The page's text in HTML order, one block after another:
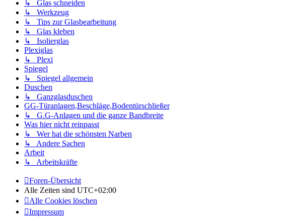
↳ Glas schneiden
↳ Werkzeug
↳ Tips zur Glasbearbeitung
↳ Glas kleben
↳ Isolierglas
Plexiglas
↳ Plexi
Spiegel
↳ Spiegel allgemein
Duschen
↳ Ganzglasduschen
GG-Türanlagen,Beschläge,Bodentürschließer
↳ G.G-Anlagen und die ganze Bandbreite
Was hier nicht reinpasst
↳ Wer hat die schönsten Narben
↳ Andere Sachen
Arbeit
↳ Arbeitskräfte
Foren-Übersicht
Alle Zeiten sind UTC+02:00
Alle Cookies löschen
Impressum